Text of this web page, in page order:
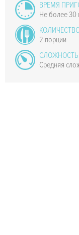
ВРЕМЯ
Не более 30
2 порции
Средняя